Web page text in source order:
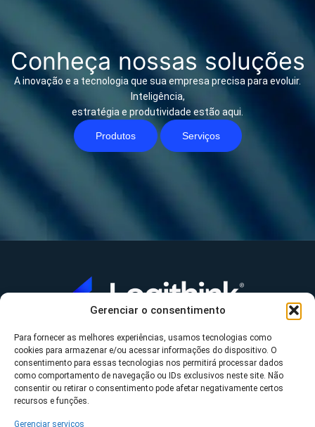
Gerenciar o consentimento
Para fornecer as melhores experiências, usamos tecnologias como
cookies para armazenar e/ou acessar informações do dispositivo. O
consentimento para essas tecnologias nos permitirá processar dados
como comportamento de navegação ou IDs exclusivos neste site. Não
consentir ou retirar o consentimento pode afetar negativamente certos
recursos e funções.
Gerenciar serviços
Conheça nossas soluções
A inovação e a tecnologia que sua empresa precisa para evoluir.
Inteligência,
estratégia e produtividade estão aqui.
Produtos Serviços
A Logithink
O que fazemos
Contato